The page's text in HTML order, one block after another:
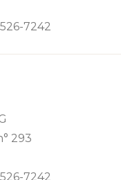
7242
293
7242